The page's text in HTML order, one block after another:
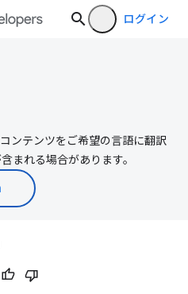
ログイン
ンテンツをご希望の言語に翻訳
まれる場合があります。